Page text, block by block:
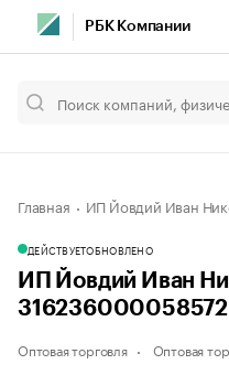
РБК Компании
Главная ИП Йовдий Иван
ДЕЙСТВУЕТОБНОВЛЕНО
ИП Йовдий Иван
316236000058572
Оптовая торговля Оптовая